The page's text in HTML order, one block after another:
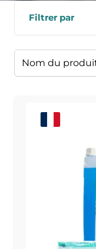
Filtrer par